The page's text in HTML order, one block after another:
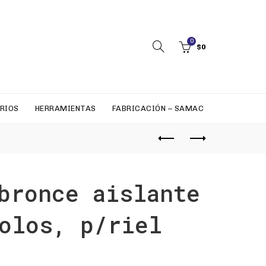
0
$0
HERRAMIENTAS FABRICACIÓN – SAMAC
aislante
p/riel